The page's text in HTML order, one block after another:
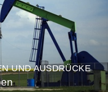
UND AUSDRÜCKE